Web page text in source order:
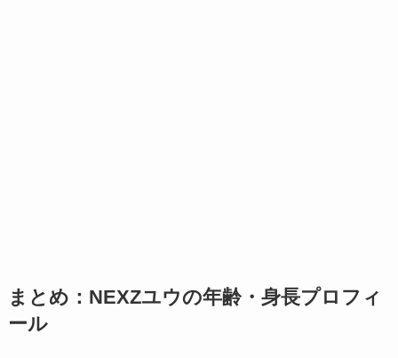
まとめ：NEXZユウの年齢・身長プロフィ
ール